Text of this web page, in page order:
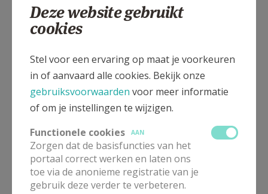
Meer
Artikel
Deel dit artikel
Deze website gebruikt
cookies
Stel voor een ervaring op maat je voorkeuren
in of aanvaard alle cookies. Bekijk onze
gebruiksvoorwaarden voor meer informatie
of om je instellingen te wijzigen.
Functionele cookies
AAN
Zorgen dat de basisfuncties van het
portaal correct werken en laten ons
toe via de anonieme registratie van je
gebruik deze verder te verbeteren.